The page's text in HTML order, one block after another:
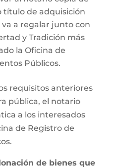
título de adquisición
a regalar junto con
y Tradición más
la Oficina de
Públicos.
requisitos anteriores
pública, el notario
a los interesados
de Registro de
de bienes que